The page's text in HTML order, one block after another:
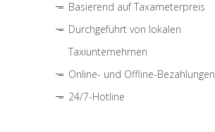
Basierend auf Taxameterpreis
Durchgeführt von lokalen
Taxiunternehmen
Online- und Offline-Bezahlungen
24/7-Hotline